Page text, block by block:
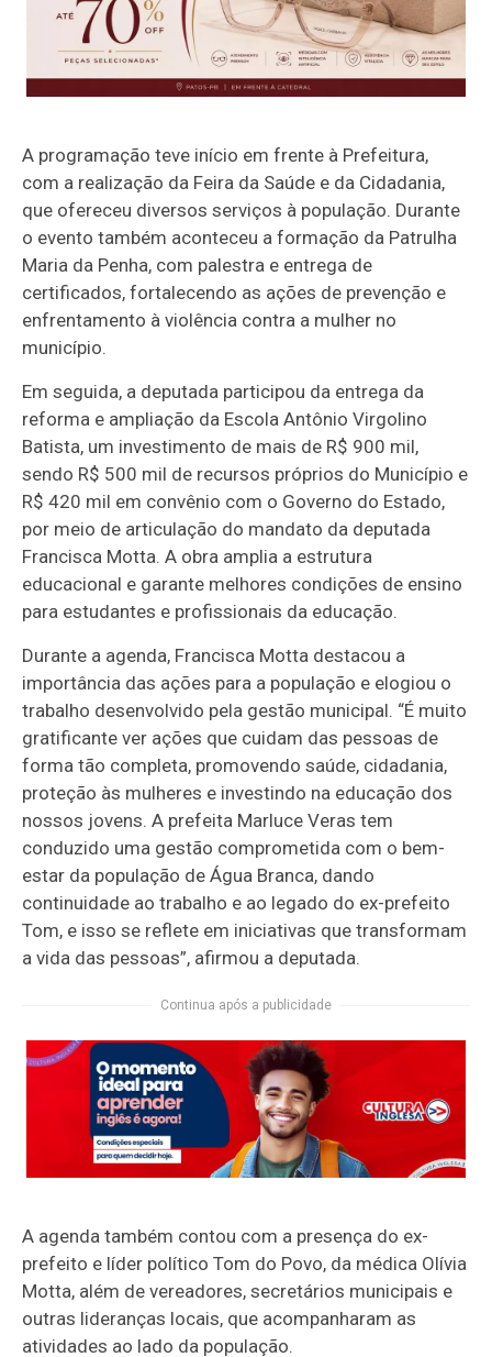
A programação teve início em frente à Prefeitura,
com a realização da Feira da Saúde e da Cidadania,
que ofereceu diversos serviços à população. Durante
o evento também aconteceu a formação da Patrulha
Maria da Penha, com palestra e entrega de
certificados, fortalecendo as ações de prevenção e
enfrentamento à violência contra a mulher no
município.
Em seguida, a deputada participou da entrega da
reforma e ampliação da Escola Antônio Virgolino
Batista, um investimento de mais de R$ 900 mil,
sendo R$ 500 mil de recursos próprios do Município e
R$ 420 mil em convênio com o Governo do Estado,
por meio de articulação do mandato da deputada
Francisca Motta. A obra amplia a estrutura
educacional e garante melhores condições de ensino
para estudantes e profissionais da educação.
Durante a agenda, Francisca Motta destacou a
importância das ações para a população e elogiou o
trabalho desenvolvido pela gestão municipal. “É muito
gratificante ver ações que cuidam das pessoas de
forma tão completa, promovendo saúde, cidadania,
proteção às mulheres e investindo na educação dos
nossos jovens. A prefeita Marluce Veras tem
conduzido uma gestão comprometida com o bem-
estar da população de Água Branca, dando
continuidade ao trabalho e ao legado do ex-prefeito
Tom, e isso se reflete em iniciativas que transformam
a vida das pessoas”, afirmou a deputada.
Continua após a publicidade
A agenda também contou com a presença do ex-
prefeito e líder político Tom do Povo, da médica Olívia
Motta, além de vereadores, secretários municipais e
outras lideranças locais, que acompanharam as
atividades ao lado da população.